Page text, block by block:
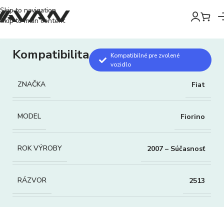
Skip to navigation
Skip to main content
Kompatibilita
Kompatibilné pre zvolené
vozidlo
ZNAČKA Fiat
MODEL Fiorino
ROK VÝROBY 2007 – Súčasnosť
RÁZVOR 2513